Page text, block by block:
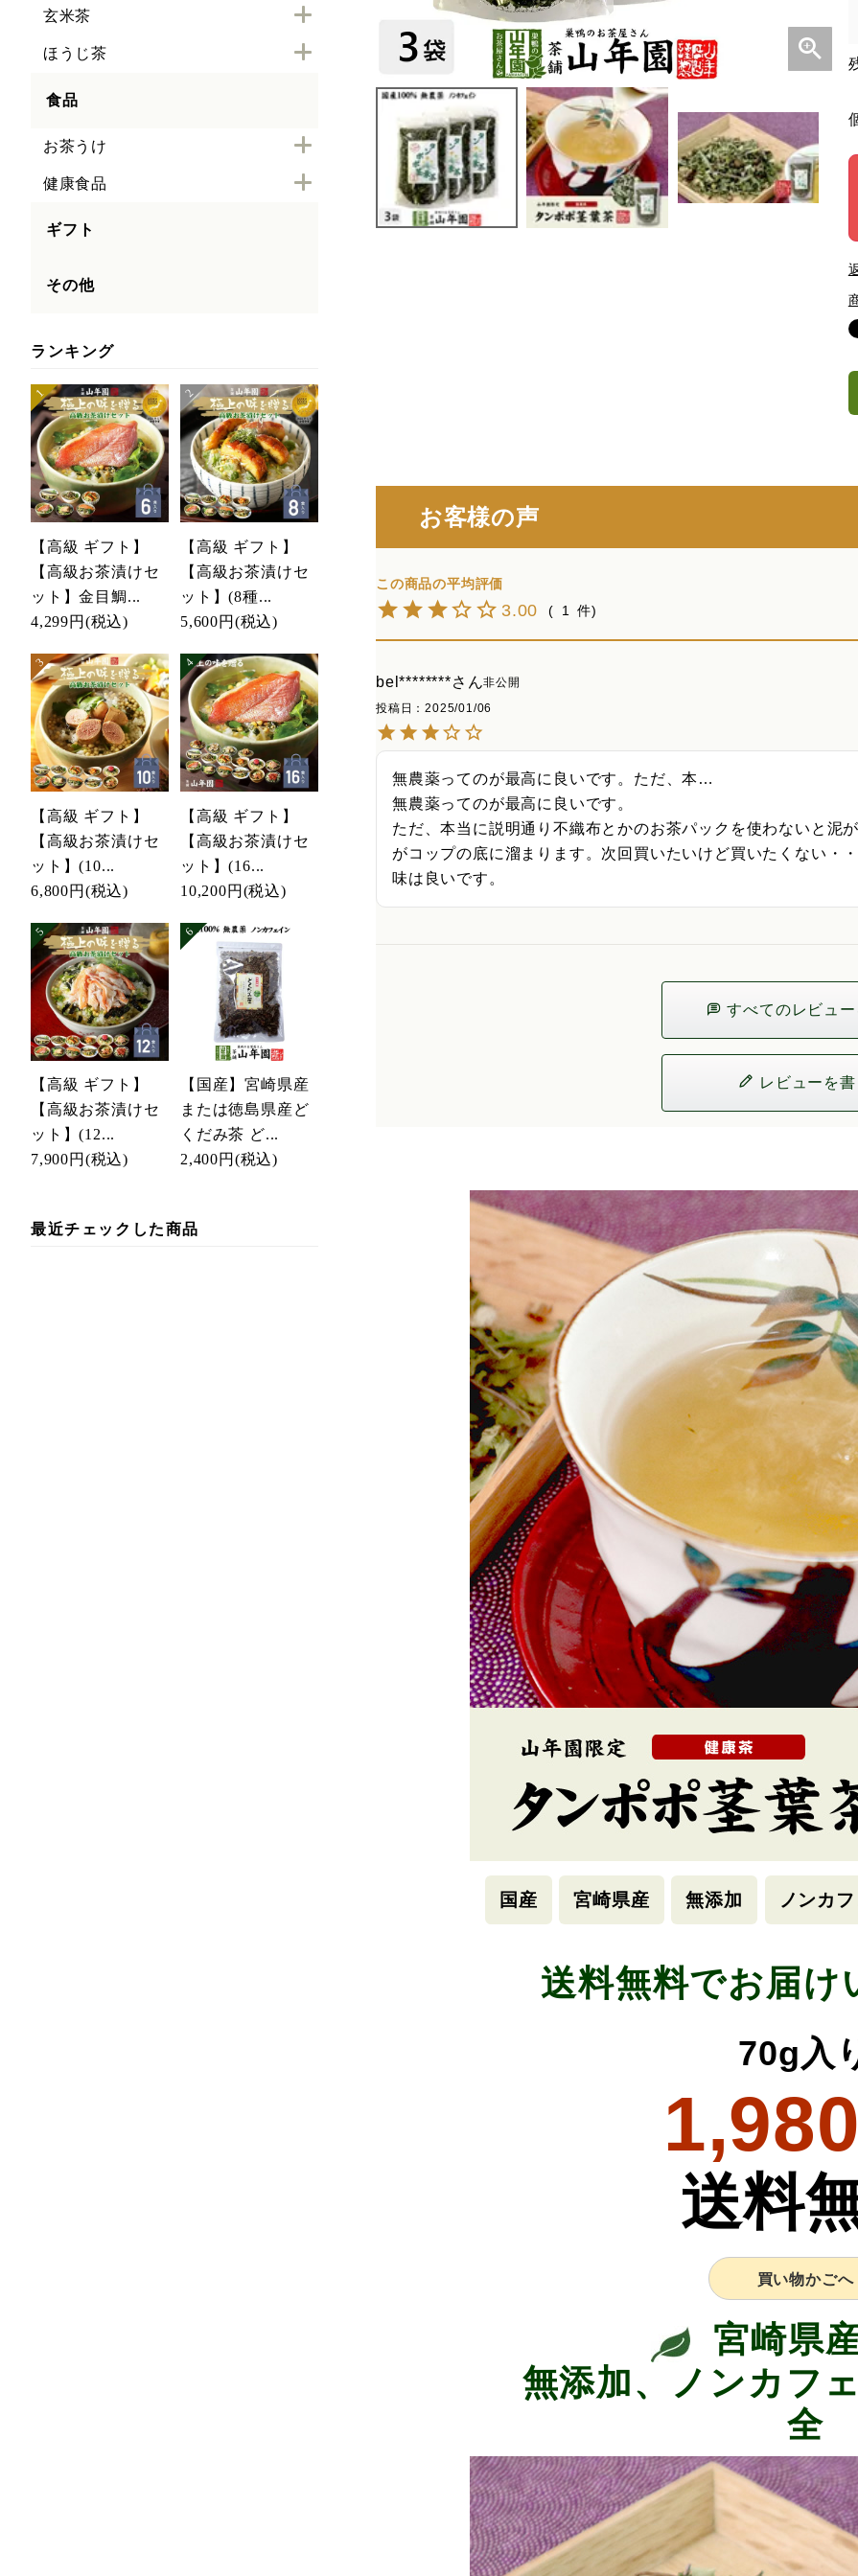
玄米茶
ほうじ茶
食品
お茶うけ
健康食品
ギフト
その他
ランキング
【高級 ギフト】
【高級お茶漬けセ
ット】金目鯛...
4,299円 (税込)
【高級 ギフト】
【高級お茶漬けセ
ット】(8種...
5,600円 (税込)
【高級 ギフト】
【高級お茶漬けセ
ット】(10...
6,800円 (税込)
【高級 ギフト】
【高級お茶漬けセ
ット】(16...
10,200円 (税込)
【高級 ギフト】
【高級お茶漬けセ
ット】(12...
7,900円 (税込)
【国産】宮崎県産
または徳島県産ど
くだみ茶 ど...
2,400円 (税込)
最近チェックした商品
お客様の声
3.00 1
bel********
非公開
投稿日
2025/01/06
無農薬ってのが最高に良いです。ただ、本…
無農薬ってのが最高に良いです。
ただ、本当に説明通り不織布とかのお茶パックを使わないと泥
がコップの底に溜まります。次回買いたいけど買いたくない・
味は良いです。
すべてのレビュー
レビューを書
国産 宮崎県産 無添加 ノンカ
送料無料でお届け
70g入
1,980
送料
買い物かごへ
宮崎県
無添加、ノンカフ
全